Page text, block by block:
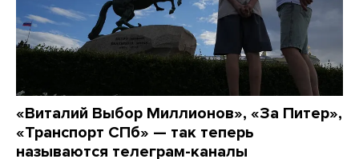
«Виталий Выбор Миллионов», «За Питер»,
«Транспорт СПб» — так теперь
называются телеграм-каналы